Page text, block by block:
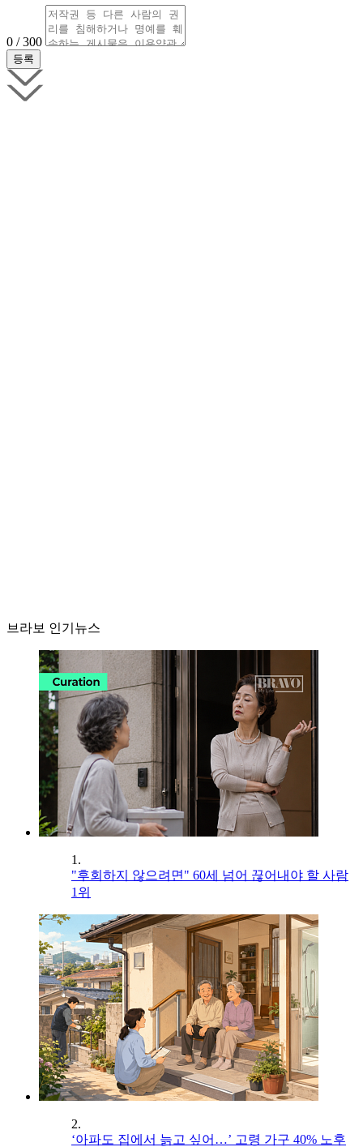
0 / 300
브라보 인기뉴스
1.
"후회하지 않으려면" 60세 넘어 끊어내야 할 사람
1위
2.
‘아파도 집에서 늙고 싶어…’ 고령 가구 40% 노후